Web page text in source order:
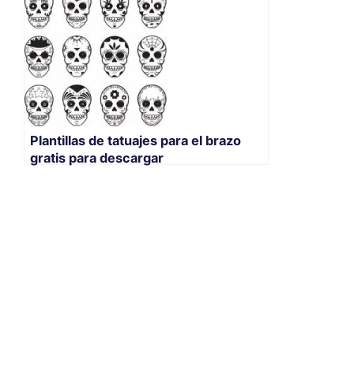
Plantillas de tatuajes para el brazo
gratis para descargar